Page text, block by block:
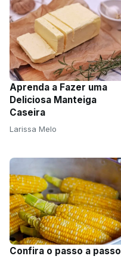
Aprenda a Fazer uma
Deliciosa Manteiga
Caseira
Larissa Melo
Confira o passo a passo